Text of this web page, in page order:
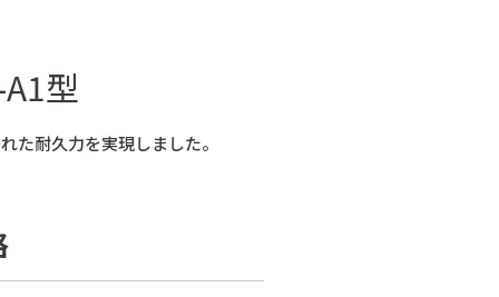
型
た耐久力を実現しました。